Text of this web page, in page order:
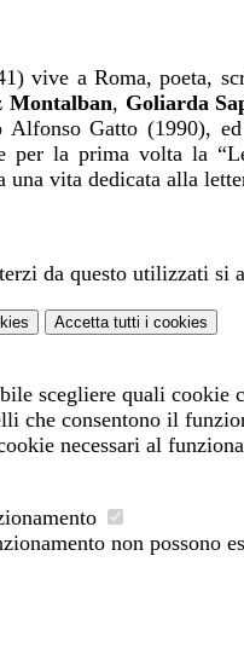
vive a Roma, poeta,
Montalban, Goliarda
Gatto (1990),
per la prima volta la
una vita dedicata alla
da questo utilizzati
Accetta tutti i cookies
scegliere quali cookie
che consentono il
necessari al
non possono